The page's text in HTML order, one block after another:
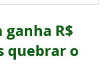
ganha R$
quebrar o